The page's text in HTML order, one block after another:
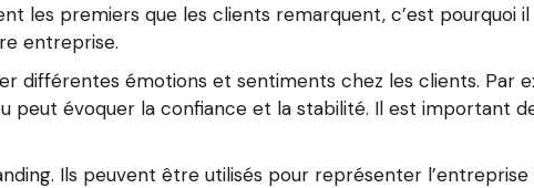
les premiers que les clients remarquent, c’est pourquoi
entreprise.
différentes émotions et sentiments chez les clients. Par
peut évoquer la confiance et la stabilité. Il est important
Ils peuvent être utilisés pour représenter l’entreprise